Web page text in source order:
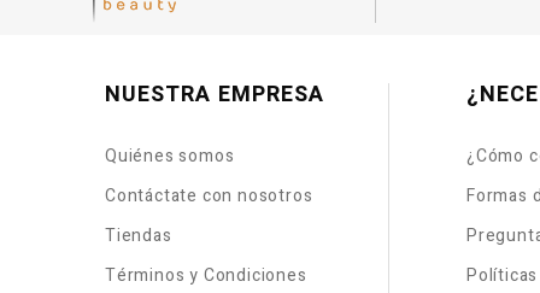
NUESTRA EMPRESA
Quiénes somos
Contáctate con nosotros
Tiendas
Términos y Condiciones
¿Cómo
Formas